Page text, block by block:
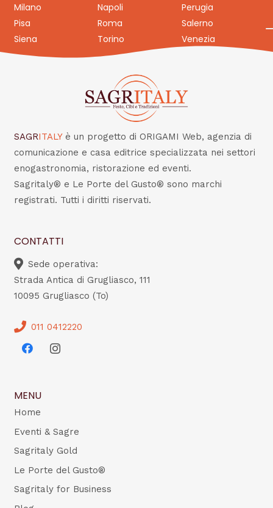
Milano
Napoli
Perugia
Pisa
Roma
Salerno
Siena
Torino Venezia
SAGRITALY è un progetto di ORIGAMI Web, agenzia di
comunicazione e casa editrice specializzata nei settori
enogastronomia, ristorazione ed eventi.
Sagritaly® e Le Porte del Gusto® sono marchi
registrati. Tutti i diritti riservati.
CONTATTI
Sede operativa:
Strada Antica di Grugliasco, 111
10095 Grugliasco (To)
011 0412220
MENU
Home
Eventi & Sagre
Sagritaly Gold
Le Porte del Gusto®
Sagritaly for Business